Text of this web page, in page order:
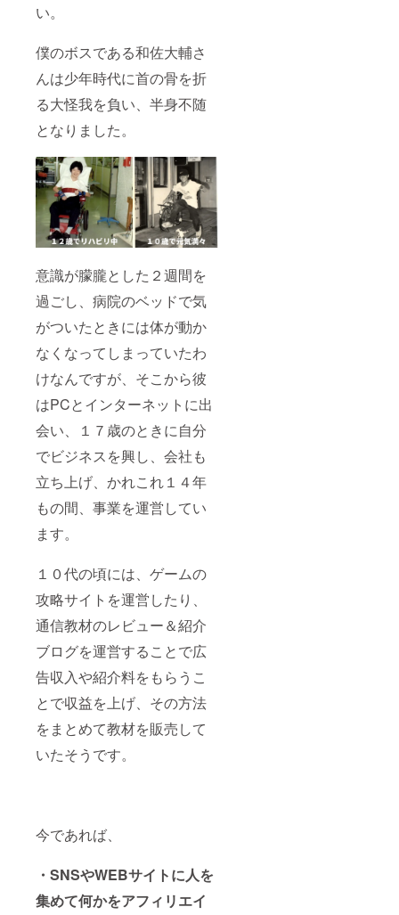
い。
僕のボスである和佐大輔さ
んは少年時代に首の骨を折
る大怪我を負い、半身不随
となりました。
意識が朦朧とした２週間を
過ごし、病院のベッドで気
がついたときには体が動か
なくなってしまっていたわ
けなんですが、そこから彼
はPCとインターネットに出
会い、１７歳のときに自分
でビジネスを興し、会社も
立ち上げ、かれこれ１４年
もの間、事業を運営してい
ます。
１０代の頃には、ゲームの
攻略サイトを運営したり、
通信教材のレビュー＆紹介
ブログを運営することで広
告収入や紹介料をもらうこ
とで収益を上げ、その方法
をまとめて教材を販売して
いたそうです。
今であれば、
・SNSやWEBサイトに人を
集めて何かをアフィリエイ